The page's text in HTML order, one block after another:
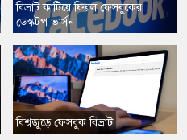
বিভ্রাট কাটিয়ে ফিরল ফেসবুকের
ডেস্কটপ ভার্সন
বিশ্বজুড়ে ফেসবুক বিভ্রাট